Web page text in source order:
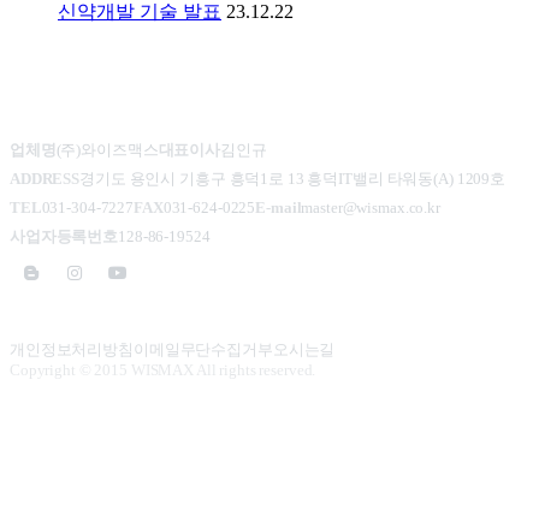
신약개발 기술 발표 23.12.22
업체명 (주)와이즈맥스대표이사김인규
ADDRESS경기도 용인시 기흥구 흥덕1로 13 흥덕IT밸리 타워동(A) 1209호
TEL031-304-7227FAX031-624-0225E-mailmaster@wismax.co.kr
사업자등록번호 128-86-19524
개인정보처리방침 이메일무단수집거부 오시는길
Copyright
2015 WISMAX All rights reserved.